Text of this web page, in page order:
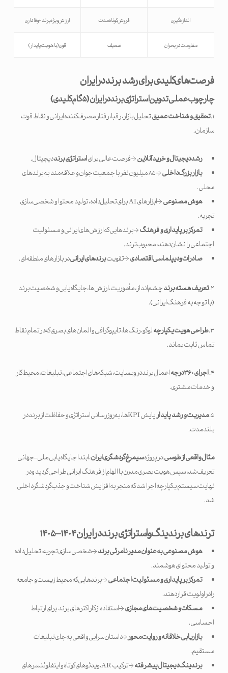
اندازه‌گیری فروش کوتاه‌مدت ارزش ویژه برند + وفاداری
مقاومت در بحران ضعیف قوی (با هویت پایدار)
فرصت‌های کلیدی برای رشد برند در ایران
چارچوب عملی تدوین استراتژی برند در ایران (۵گام کلیدی)
۱. تحقیق و شناخت عمیقتحلیل بازار، رقبا، رفتار مصرف‌کننده ایرانی و نقاط قوت
سازمان.
رشد دیجیتال و خرید آنلاین→ فرصت عالی برایاستراتژی برنددیجیتال.
بازار بزرگ داخلی
→ ۸۵ میلیون نفر با جمعیت جوان و علاقه‌مند به برندهای
محلی.
هوش مصنوعی
→ ابزارهای AI برای تحلیل داده، تولید محتوا و شخصی‌سازی
تجربه.
تمرکز بر پایداری و فرهنگ→ برندهایی که ارزش‌های ایرانی و مسئولیت
اجتماعی را نشان دهند، محبوب‌ترند.
صادرات و دیپلماسی اقتصادی→ تقویتبرندهای ایرانیدر بازارهای منطقه‌ای.
۲. تعریف هسته برندچشم‌انداز، مأموریت، ارزش‌ها، جایگاه‌یابی و شخصیت برند
(با توجه به فرهنگ ایرانی).
۳. طراحی هویت یکپارچهلوگو، رنگ‌ها، تایپوگرافی و المان‌های بصری که در تمام نقاط
تماس ثابت بماند.
۴. اجرای۳۶۰درجهاعمال برند در وبسایت، شبکه‌های اجتماعی، تبلیغات، محیط کار
و خدمات مشتری.
۵.مدیریت و رشد پایدار
پایش KPIها، به‌روزرسانی استراتژی و حفاظت از برند در
بلندمدت.
مثال واقعی از طوسی: در پروژهسیمرغ گردشگری ایران، ابتدا جایگاه‌یابی ملی-جهانی
تعریف شد، سپس هویت بصری مدرن با الهام از فرهنگ ایرانی طراحی گردید و در
نهایت سیستم یکپارچه اجرا شد که منجر به افزایش شناخت و جذب گردشگر داخلی
شد.
ترندهای برندینگ و استراتژی برند در ایران۱۴۰۴–۱۴۰۵
هوش مصنوعی به عنوان مدیر نامرئی برند→ شخصی‌سازی تجربه، تحلیل داده
و تولید محتوای هوشمند.
تمرکز بر پایداری و مسئولیت اجتماعی→ برندهایی که محیط زیست و جامعه
را در اولویت قرار دهند.
مسکات و شخصیت‌های مجازی→ استفاده از کاراکترهای برند برای ارتباط
احساسی.
بازاریابی خلاقانه و روایت‌محور → داستان‌سرایی واقعی به جای تبلیغات
مستقیم.
برندینگ دیجیتال پیشرفته
→ ترکیب AR، ویدئوهای کوتاه و اینفلوئنسرهای